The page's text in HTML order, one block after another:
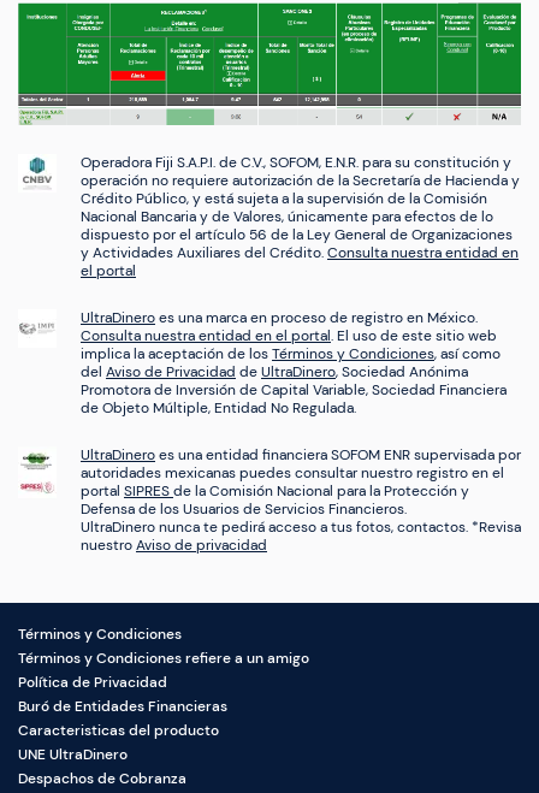
Operadora Fiji S.A.P.I. de C.V., SOFOM, E.N.R. para su constitución y
operación no requiere autorización de la Secretaría de Hacienda y
Crédito Público, y está sujeta a la supervisión de la Comisión
Nacional Bancaria y de Valores, únicamente para efectos de lo
dispuesto por el artículo 56 de la Ley General de Organizaciones
y Actividades Auxiliares del Crédito.Consulta nuestra entidad en
el portal
UltraDineroes una marca en proceso de registro en México.
Consulta nuestra entidad en el portal. El uso de este sitio web
implica la aceptación de losTérminos y Condiciones, así como
del Aviso de Privacidad deUltraDinero, Sociedad Anónima
Promotora de Inversión de Capital Variable, Sociedad Financiera
de Objeto Múltiple, Entidad No Regulada.
UltraDineroes una entidad financiera SOFOM ENR supervisada por
autoridades mexicanas puedes consultar nuestro registro en el
portal SIPRESde la Comisión Nacional para la Protección y
Defensa de los Usuarios de Servicios Financieros.
UltraDinero nunca te pedirá acceso a tus fotos, contactos. *Revisa
nuestroAviso de privacidad
Términos y Condiciones
Términos y Condiciones refiere a un amigo
Política de Privacidad
Buró de Entidades Financieras
Caracteristicas del producto
UNE UltraDinero
Despachos de Cobranza